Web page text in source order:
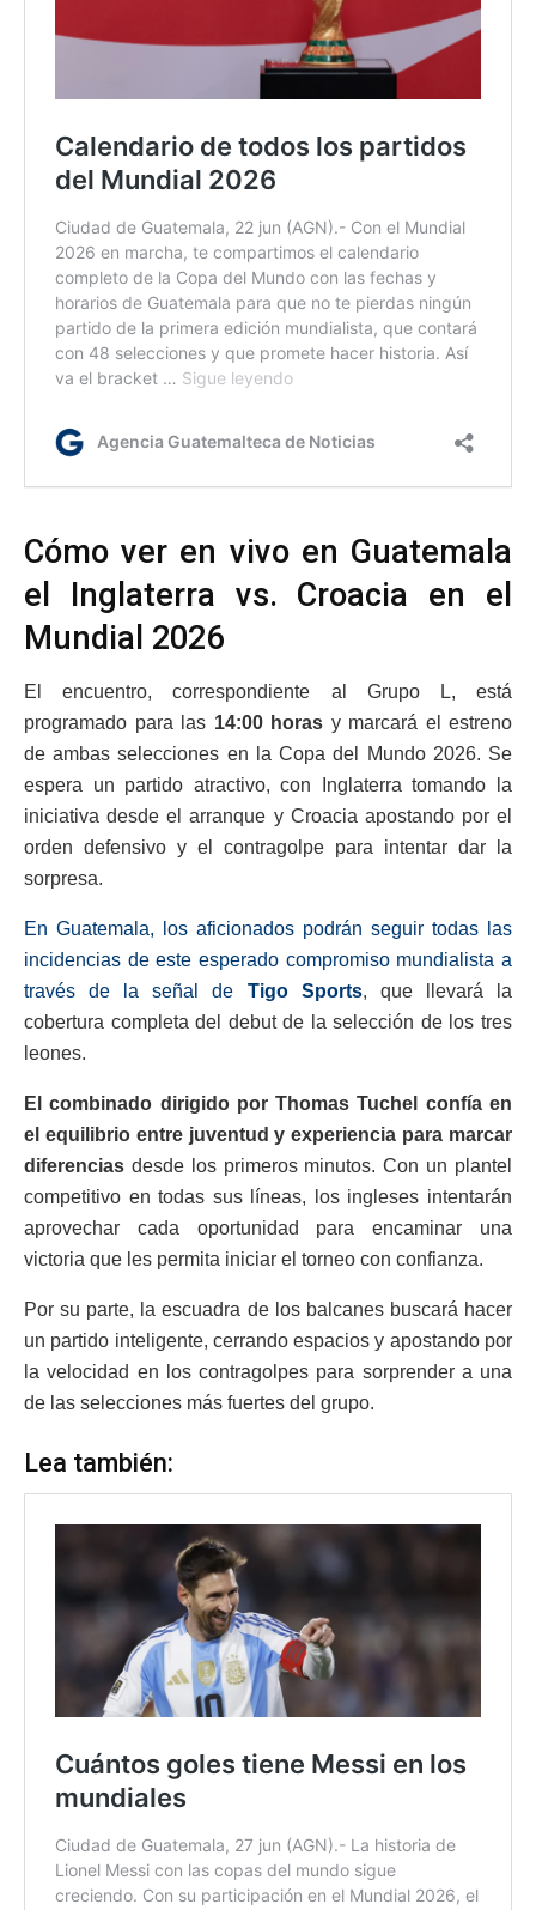
Cómo ver en vivo en Guatemala
el Inglaterra vs. Croacia en el
Mundial 2026
El encuentro, correspondiente al Grupo L, está
programado para las 14:00 horas y marcará el estreno
de ambas selecciones en la Copa del Mundo 2026. Se
espera un partido atractivo, con Inglaterra tomando la
iniciativa desde el arranque y Croacia apostando por el
orden defensivo y el contragolpe para intentar dar la
sorpresa.
En Guatemala, los aficionados podrán seguir todas las
incidencias de este esperado compromiso mundialista a
través de la señal de Tigo Sports, que llevará la
cobertura completa del debut de la selección de los tres
leones.
El combinado dirigido por Thomas Tuchel confía en
el equilibrio entre juventud y experiencia para marcar
diferencias desde los primeros minutos. Con un plantel
competitivo en todas sus líneas, los ingleses intentarán
aprovechar cada oportunidad para encaminar una
victoria que les permita iniciar el torneo con confianza.
Por su parte, la escuadra de los balcanes buscará hacer
un partido inteligente, cerrando espacios y apostando por
la velocidad en los contragolpes para sorprender a una
de las selecciones más fuertes del grupo.
Lea también: